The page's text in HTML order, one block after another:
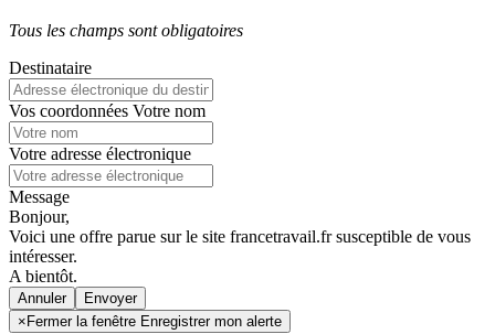
Tous les champs sont obligatoires
Destinataire
Vos coordonnées Votre nom
Votre adresse électronique
Message
Bonjour,
Voici une offre parue sur le site francetravail.fr susceptible de vous
intéresser.
A bientôt.
Annuler
× Fermer la fenêtre Enregistrer mon alerte